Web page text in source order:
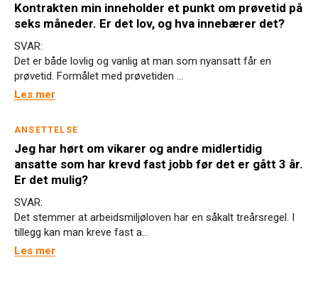
Kontrakten min inneholder et punkt om prøvetid på
seks måneder. Er det lov, og hva innebærer det?
SVAR:
Det er både lovlig og vanlig at man som nyansatt får en
prøvetid. Formålet med prøvetiden ...
Les mer
ANSETTELSE
Jeg har hørt om vikarer og andre midlertidig
ansatte som har krevd fast jobb før det er gått 3 år.
Er det mulig?
SVAR:
Det stemmer at arbeidsmiljøloven har en såkalt treårsregel. I
tillegg kan man kreve fast a...
Les mer